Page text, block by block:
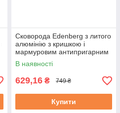
Сковорода Edenberg з литого
алюмінію з кришкою і
мармуровим антипригарним
покриттям 26 см (EB-7455)
В наявності
629,16 ₴ 749 ₴
Купити